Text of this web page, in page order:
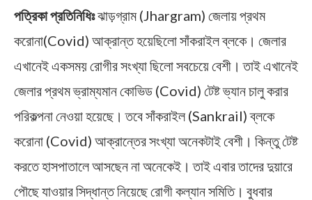
পত্রিকা প্রতিনিধিঃঝাড়গ্রাম (Jhargram) জেলায় প্রথম
করোনা(Covid) আক্রান্ত হয়েছিলো সাঁকরাইল ব্লকে। জেলার
এখানেই একসময় রোগীর সংখ্যা ছিলো সবচেয়ে বেশী। তাই এখানেই
জেলার প্রথম ভ্রাম্যমান কোভিড (Covid) টেষ্ট ভ্যান চালু করার
পরিকল্পনা নেওয়া হয়েছে। তবে সাঁকরাইল (Sankrail) ব্লকে
করোনা (Covid) আক্রান্তের সংখ্যা অনেকটাই বেশী। কিন্তু টেষ্ট
করতে হাসপাতালে আসছেন না অনেকেই। তাই এবার তাদের দুয়ারে
পৌছে যাওয়ার সিদ্ধান্ত নিয়েছে রোগী কল্যান সমিতি। বুধবার